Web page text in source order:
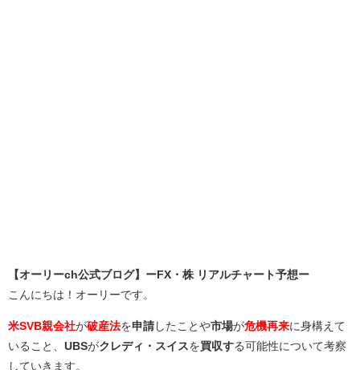
【オーリーch公式ブログ】ーFX・株 リアルチャート予想ー
こんにちは！オーリーです。
米SVB親会社が破産法を申請 したことや市場が危機再来に身構えて
いること、 UBSがクレディ・スイスを買収する可能性について考察
していきます。